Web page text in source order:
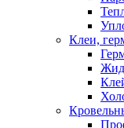
Клеи,